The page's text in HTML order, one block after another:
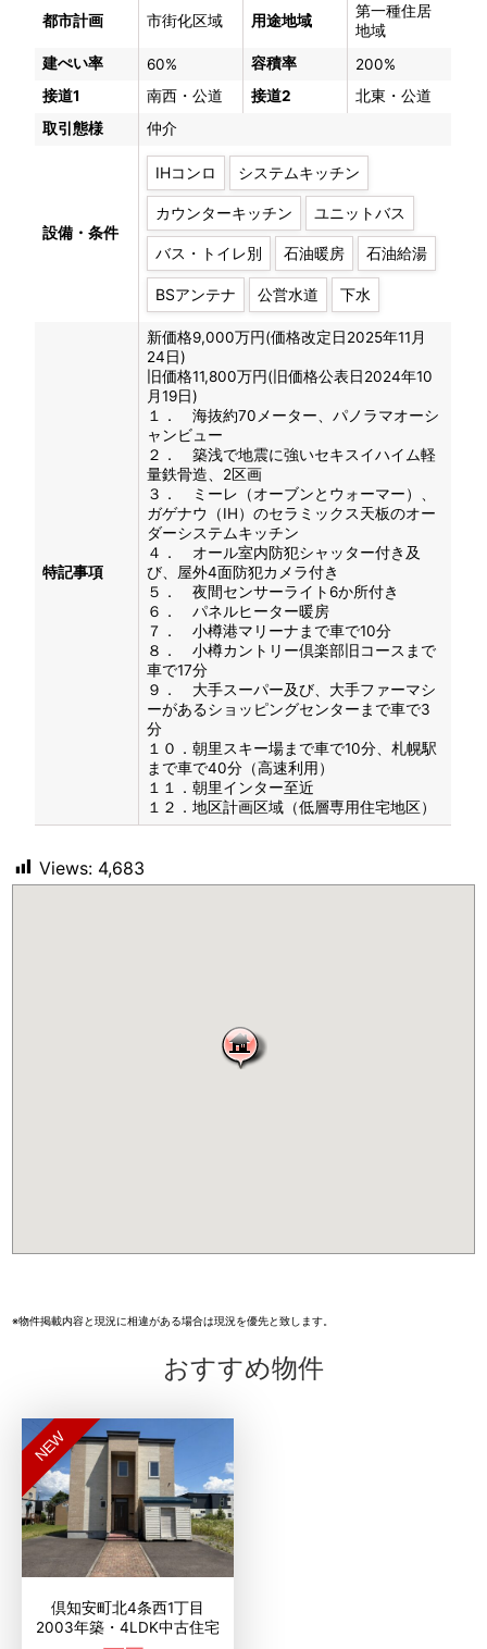
都市計画 市街化区域 用途地域
第一種住居
地域
建ぺい率
60% 容積率
200%
接道1
南西・公道 接道2
北東・公道
取引態様
仲介
設備・条件
IHコンロ システムキッチン
カウンターキッチン ユニットバス
バス・トイレ別 石油暖房 石油給湯
BSアンテナ 公営水道 下水
特記事項
新価格9,000万円(価格改定日2025年11月
24日)
旧価格11,800万円(旧価格公表日2024年10
月19日)
１． 海抜約70メーター、パノラマオーシ
ャンビュー
２． 築浅で地震に強いセキスイハイム軽
量鉄骨造、2区画
３． ミーレ（オーブンとウォーマー）、
ガゲナウ（IH）のセラミックス天板のオー
ダーシステムキッチン
４． オール室内防犯シャッター付き及
び、屋外4面防犯カメラ付き
５． 夜間センサーライト6か所付き
６． パネルヒーター暖房
７． 小樽港マリーナまで車で10分
８． 小樽カントリー倶楽部旧コースまで
車で17分
９． 大手スーパー及び、大手ファーマシ
ーがあるショッピングセンターまで車で3
分
１０．朝里スキー場まで車で10分、札幌駅
まで車で40分（高速利用）
１１．朝里インター至近
１２．地区計画区域（低層専用住宅地区）
Views: 4,683
※物件掲載内容と現況に相違がある場合は現況を優先と致します。
おすすめ物件
NEW
倶知安町北4条西1丁目
2003年築・4LDK中古住宅